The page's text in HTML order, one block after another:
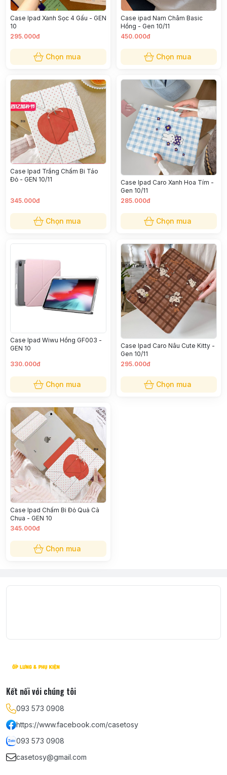
Case Ipad Xanh Sọc 4 Gấu - GEN
10
295.000đ
Chọn mua
Case ipad Nam Châm Basic
Hồng - Gen 10/11
450.000đ
Chọn mua
Case Ipad Trắng Chấm Bi Táo
Đỏ - GEN 10/11
345.000đ
Chọn mua
Case Ipad Caro Xanh Hoa Tím -
Gen 10/11
285.000đ
Chọn mua
Case Ipad Wiwu Hồng GF003 -
GEN 10
330.000đ
Chọn mua
Case Ipad Caro Nâu Cute Kitty -
Gen 10/11
295.000đ
Chọn mua
Case Ipad Chấm Bi Đỏ Quả Cà
Chua - GEN 10
345.000đ
Chọn mua
Kết nối với chúng tôi
093 573 0908
https://www.facebook.com/casetosy
093 573 0908
casetosy@gmail.com